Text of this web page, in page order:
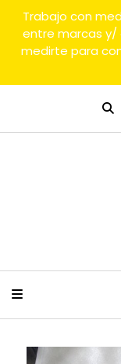
Trabajo con
entre marcas y/
medirte para